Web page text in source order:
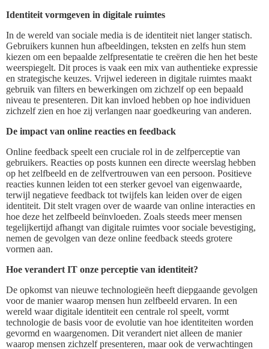
Identiteit vormgeven in digitale ruimtes
In de wereld van sociale media is de identiteit niet langer statisch.
Gebruikers kunnen hun afbeeldingen, teksten en zelfs hun stem
kiezen om een bepaalde zelfpresentatie te creëren die hen het beste
weerspiegelt. Dit proces is vaak een mix van authentieke expressie
en strategische keuzes. Vrijwel iedereen in digitale ruimtes maakt
gebruik van filters en bewerkingen om zichzelf op een bepaald
niveau te presenteren. Dit kan invloed hebben op hoe individuen
zichzelf zien en hoe zij verlangen naar goedkeuring van anderen.
De impact van online reacties en feedback
Online feedback speelt een cruciale rol in de zelfperceptie van
gebruikers. Reacties op posts kunnen een directe weerslag hebben
op het zelfbeeld en de zelfvertrouwen van een persoon. Positieve
reacties kunnen leiden tot een sterker gevoel van eigenwaarde,
terwijl negatieve feedback tot twijfels kan leiden over de eigen
identiteit. Dit stelt vragen over de waarde van online interacties en
hoe deze het zelfbeeld beïnvloeden. Zoals steeds meer mensen
tegelijkertijd afhangt van digitale ruimtes voor sociale bevestiging,
nemen de gevolgen van deze online feedback steeds grotere
vormen aan.
Hoe verandert IT onze perceptie van identiteit?
De opkomst van nieuwe technologieën heeft diepgaande gevolgen
voor de manier waarop mensen hun zelfbeeld ervaren. In een
wereld waar digitale identiteit een centrale rol speelt, vormt
technologie de basis voor de evolutie van hoe identiteiten worden
gevormd en waargenomen. Dit verandert niet alleen de manier
waarop mensen zichzelf presenteren, maar ook de verwachtingen